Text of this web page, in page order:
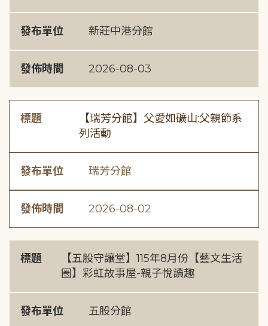
發布單位 新莊中港分館
發佈時間 2026-08-03
標題
【瑞芳分館】父愛如礦山:父親節系
列活動
發布單位 瑞芳分館
發佈時間 2026-08-02
標題
【五股守讓堂】115年8月份【藝文生活
圈】彩虹故事屋-親子悅讀趣
發布單位 五股分館